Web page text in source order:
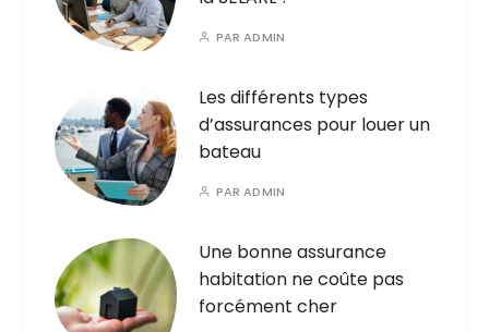
PARADMIN
Les différents types
d’assurances pour louer un
bateau
PARADMIN
Une bonne assurance
habitation ne coûte pas
forcément cher